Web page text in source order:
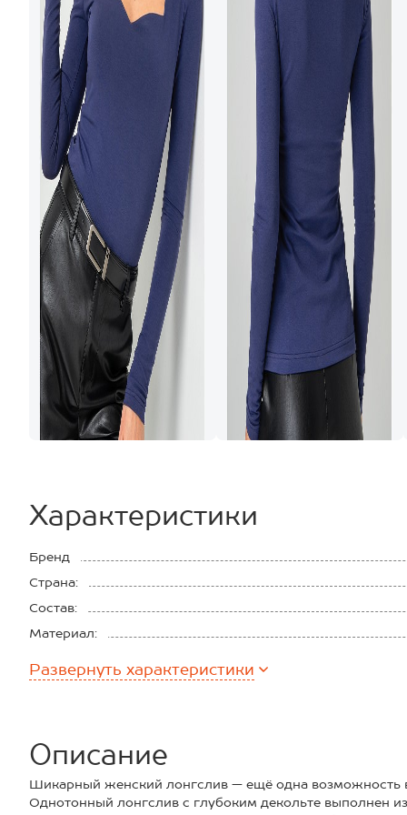
Характеристики
Бренд
Страна:
Состав:
Материал:
Развернуть характеристики
Описание
Шикарный женский лонгслив — ещё одна возможность
Однотонный лонгслив с глубоким декольте выполнен